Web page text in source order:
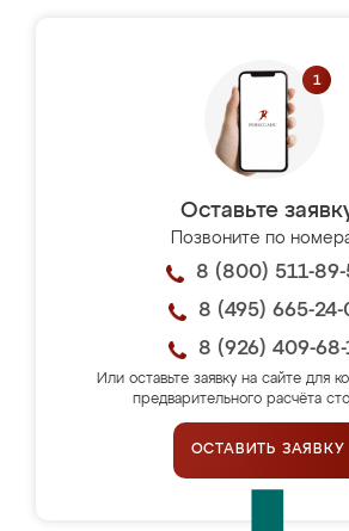
Оставьте
Позвоните по
8 (800) 511-89-
8 (495) 665-24-
8 (926) 409-68-
Или оставьте заявку на сайте для
предварительного расчёта
ОСТАВИТЬ ЗАЯВКУ